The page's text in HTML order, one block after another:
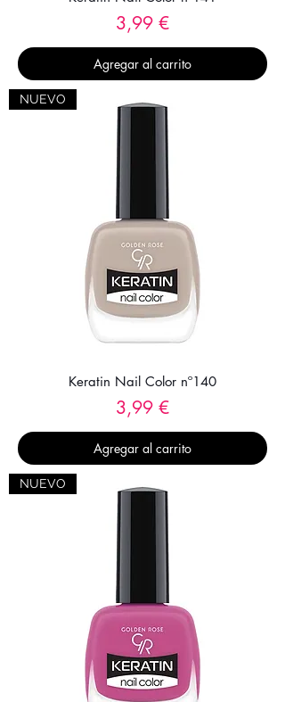
Precio
3,99 €
Agregar al carrito
NUEVO
Keratin Nail Color nº140
Precio
3,99 €
Agregar al carrito
NUEVO